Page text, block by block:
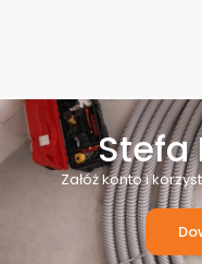
Stefa
Załóż konto i